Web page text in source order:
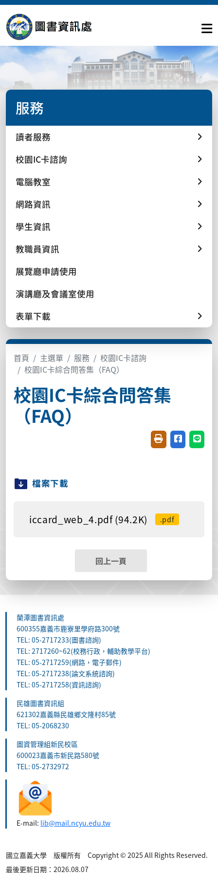
服務
讀者服務
校園IC卡諮詢
電腦教室
網路資訊
學生資訊
教職員資訊
展覽廳申請使用
演講廳及會議室使用
表單下載
首頁 主選單 服務
校園IC卡諮詢
校園IC卡綜合問答集（FAQ）
校園IC卡綜合問答集
（FAQ）
友善列印(開新視
分享至臉書
分享
檔案下載
iccard_web_4.pdf (94.2K) .pdf
回上一頁
蘭潭圖書資訊處
600355嘉義市鹿寮里學府路300號
TEL: 05-2717233(圖書諮詢)
TEL: 2717260~62(校務行政，輔助教學平台)
TEL: 05-2717259(網路，電子郵件)
TEL: 05-2717238(論文系統諮詢)
TEL: 05-2717258(資訊諮詢)
民雄圖書資訊組
621302嘉義縣民雄鄉文隆村85號
TEL: 05-2068230
圖資管理組新民校區
600023嘉義市新民路580號
TEL: 05-2732972
E-mail: lib@mail.ncyu.edu.tw
國立嘉義大學 版權所有 Copyright © 2025 All Rights Reserved.
最後更新日期：2026.08.07